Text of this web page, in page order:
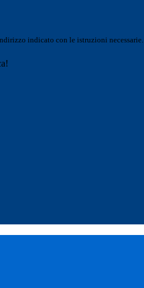
indicato con le istruzioni necessarie.